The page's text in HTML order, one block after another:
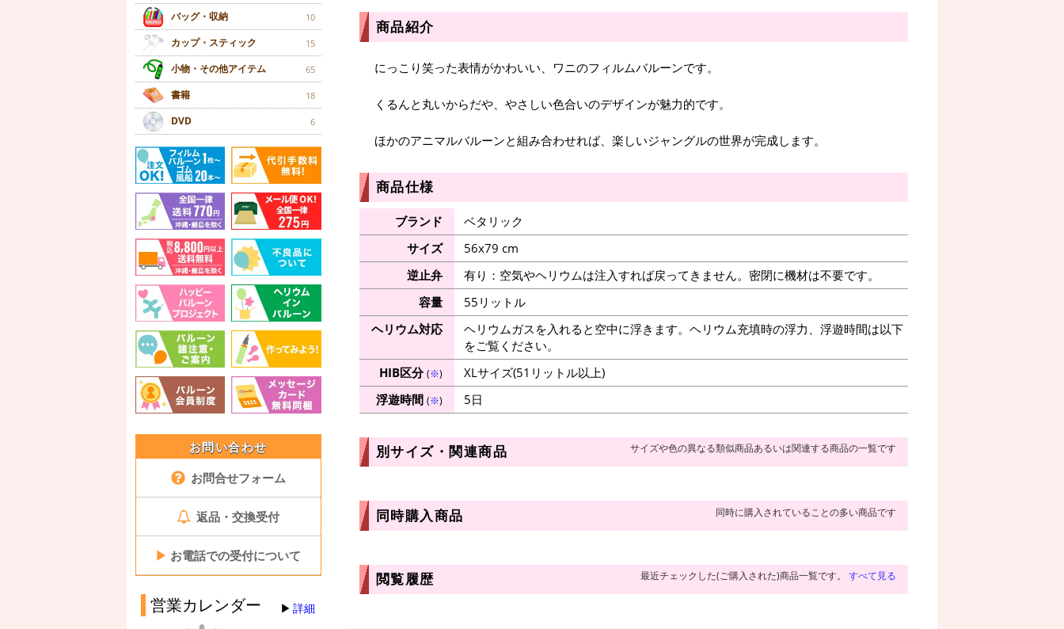
バッグ・収納 10
カップ・スティック 15
小物・その他アイテム 65
書籍 18
DVD 6
お問い合わせ
お問合せフォーム
返品・交換受付
▶ お電話での受付について
営業カレンダー 詳細
商品紹介
にっこり笑った表情がかわいい、ワニのフィルムバルーンです。
くるんと丸いからだや、やさしい色合いのデザインが魅力的です。
ほかのアニマルバルーンと組み合わせれば、楽しいジャングルの世界が完成します。
商品仕様
ブランド
ベタリック
サイズ
56x79 cm
逆止弁
有り：空気やヘリウムは注入すれば戻ってきません。密閉に機材は不要です。
容量
55リットル
ヘリウム対応
ヘリウムガスを入れると空中に浮きます。ヘリウム充填時の浮力、浮遊時間は以下
をご覧ください。
HIB区分(※)
XLサイズ(51リットル以上)
浮遊時間 (※) 5日
別サイズ・関連商品 サイズや色の異なる類似商品あるいは関連する商品の一覧です
同時購入商品 同時に購入されていることの多い商品です
閲覧履歴 最近チェックした(ご購入された)商品一覧です。 すべて見る